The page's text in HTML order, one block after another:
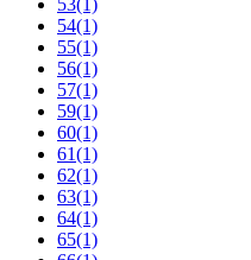
54(1)
55(1)
56(1)
57(1)
59(1)
60(1)
61(1)
62(1)
63(1)
64(1)
65(1)